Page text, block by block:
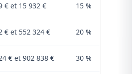
€ et 15 932 € 15 %
€ et 552 324 € 20 %
€ et 902 838 € 30 %